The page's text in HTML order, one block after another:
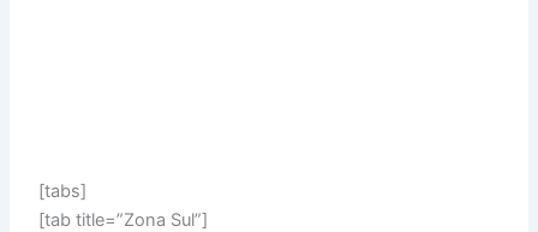
[tabs]
[tab title=”Zona Sul”]